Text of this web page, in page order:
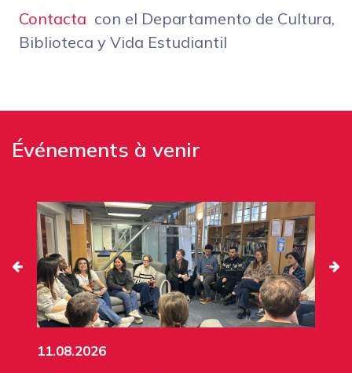
Contacta con el Departamento de Cultura,
Biblioteca y Vida Estudiantil
Événements à venir
11.08.2026